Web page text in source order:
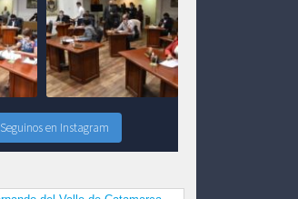
Seguinos en Instagram